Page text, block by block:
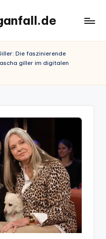
Die faszinierende
giller im digitalen